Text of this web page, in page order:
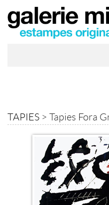
TAPIES > Tapies Fora